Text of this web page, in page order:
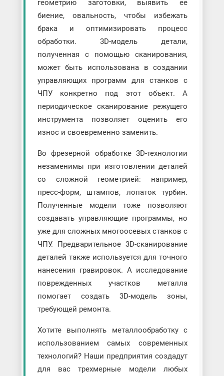
геометрию заготовки, выявить ее
биение, овальность, чтобы избежать
брака и оптимизировать процесс
обработки. 3D-модель детали,
полученная с помощью сканирования,
может быть использована в создании
управляющих программ для станков с
ЧПУ конкретно под этот объект. А
периодическое сканирование режущего
инструмента позволяет оценить его
износ и своевременно заменить.
Во фрезерной обработке 3D-технологии
незаменимы при изготовлении деталей
со сложной геометрией: например,
пресс-форм, штампов, лопаток турбин.
Полученные модели тоже позволяют
создавать управляющие программы, но
уже для сложных многоосевых станков с
ЧПУ. Предварительное 3D-сканирование
деталей также используется для точного
нанесения гравировок. А исследование
поврежденных участков металла
помогает создать 3D-модель зоны,
требующей ремонта.
Хотите выполнять металлообработку с
использованием самых современных
технологий? Наши предприятия создадут
для вас трехмерные модели любых